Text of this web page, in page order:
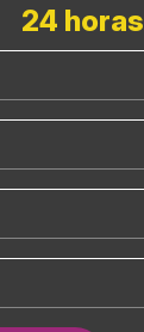
24 horas